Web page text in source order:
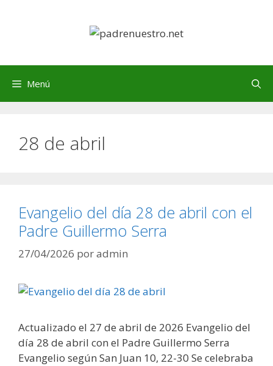
Menú
28 de abril
Evangelio del día 28 de abril con el
Padre Guillermo Serra
27/04/2026 poradmin
Actualizado el 27 de abril de 2026 Evangelio del
día 28 de abril con el Padre Guillermo Serra
Evangelio según San Juan 10, 22-30 Se celebraba